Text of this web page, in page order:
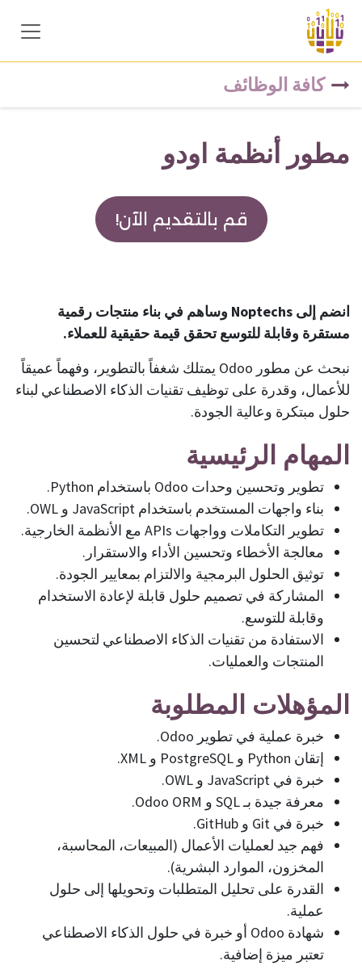
تخطي للذهاب إلى المحتوى
كافة الوظائف
مطور أنظمة اودو
قم بالتقديم الآن!
انضم إلى Noptechs وساهم في بناء منتجات رقمية
مستقرة وقابلة للتوسع تحقق قيمة حقيقية للعملاء.
نبحث عن مطور Odoo يمتلك شغفاً بالتطوير، وفهماً عميقاً
للأعمال، وقدرة على توظيف تقنيات الذكاء الاصطناعي لبناء
حلول مبتكرة وعالية الجودة.
المهام الرئيسية
تطوير وتحسين وحدات Odoo باستخدام Python.
بناء واجهات المستخدم باستخدام JavaScript و OWL.
تطوير التكاملات وواجهات APIs مع الأنظمة الخارجية.
معالجة الأخطاء وتحسين الأداء والاستقرار.
توثيق الحلول البرمجية والالتزام بمعايير الجودة.
المشاركة في تصميم حلول قابلة لإعادة الاستخدام
وقابلة للتوسع.
الاستفادة من تقنيات الذكاء الاصطناعي لتحسين
المنتجات والعمليات.
المؤهلات المطلوبة
خبرة عملية في تطوير Odoo.
إتقان Python و PostgreSQL و XML.
خبرة في JavaScript و OWL.
معرفة جيدة بـ SQL و Odoo ORM.
خبرة في Git و GitHub.
فهم جيد لعمليات الأعمال (المبيعات، المحاسبة،
المخزون، الموارد البشرية).
القدرة على تحليل المتطلبات وتحويلها إلى حلول
عملية.
شهادة Odoo أو خبرة في حلول الذكاء الاصطناعي
تعتبر ميزة إضافية.